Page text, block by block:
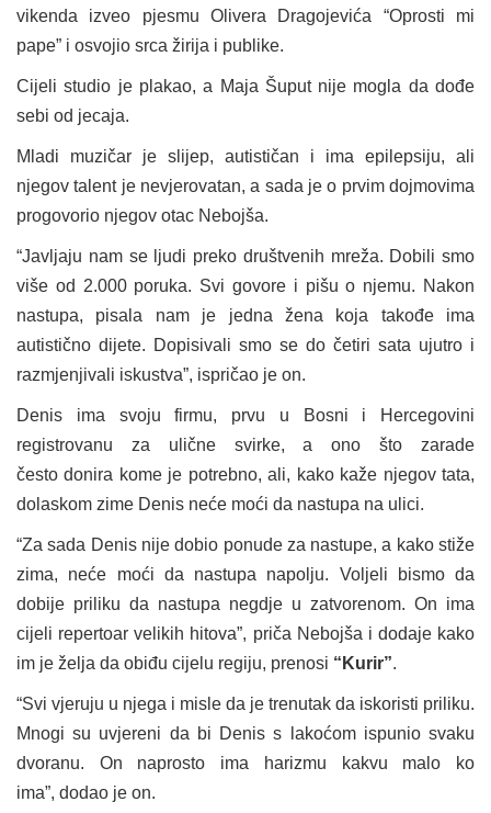
vikenda izveo pjesmu Olivera Dragojevića “Oprosti mi
pape” i osvojio srca žirija i publike.
Cijeli studio je plakao, a Maja Šuput nije mogla da dođe
sebi od jecaja.
Mladi muzičar je slijep, autističan i ima epilepsiju, ali
njegov talent je nevjerovatan, a sada je o prvim dojmovima
progovorio njegov otac Nebojša.
“Javljaju nam se ljudi preko društvenih mreža. Dobili smo
više od 2.000 poruka. Svi govore i pišu o njemu. Nakon
nastupa, pisala nam je jedna žena koja takođe ima
autistično dijete. Dopisivali smo se do četiri sata ujutro i
razmjenjivali iskustva”, ispričao je on.
Denis ima svoju firmu, prvu u Bosni i Hercegovini
registrovanu za ulične svirke, a ono što zarade
često donira kome je potrebno, ali, kako kaže njegov tata,
dolaskom zime Denis neće moći da nastupa na ulici.
“Za sada Denis nije dobio ponude za nastupe, a kako stiže
zima, neće moći da nastupa napolju. Voljeli bismo da
dobije priliku da nastupa negdje u zatvorenom. On ima
cijeli repertoar velikih hitova”, priča Nebojša i dodaje kako
im je želja da obiđu cijelu regiju, prenosi “Kurir”.
“Svi vjeruju u njega i misle da je trenutak da iskoristi priliku.
Mnogi su uvjereni da bi Denis s lakoćom ispunio svaku
dvoranu. On naprosto ima harizmu kakvu malo ko
ima”, dodao je on.